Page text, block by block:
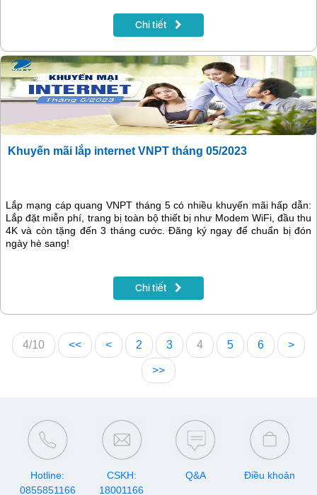
Chi tiết
Khuyến mãi lắp internet VNPT tháng 05/2023
Lắp mạng cáp quang VNPT tháng 5 có nhiều khuyến mãi hấp dẫn:
Lắp đặt miễn phí, trang bị toàn bộ thiết bị như Modem WiFi, đầu thu
4K và còn tặng đến 3 tháng cước. Đăng ký ngay để chuẩn bị đón
ngày hè sang!
Chi tiết
4/10 << < 2 3 4 5 6 >
>>
Hotline:
0855851166
CSKH:
18001166
Q&A Điều khoản